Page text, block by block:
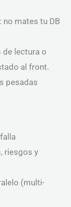
: no mates tu DB
de lectura o
al front.
pesadas
riesgos y
(multi-